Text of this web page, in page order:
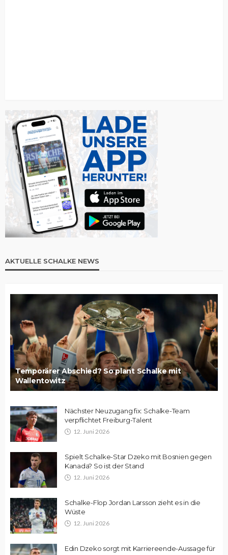
AKTUELLE SCHALKE NEWS
Temporärer Abschied? So plant Schalke mit
Wallentowitz
Nächster Neuzugang fix: Schalke-Team
verpflichtet Freiburg-Talent
12. Juni 2026
Spielt Schalke-Star Dzeko mit Bosnien gegen
Kanada? So ist der Stand
12. Juni 2026
Schalke-Flop Jordan Larsson zieht es in die
Wüste
12. Juni 2026
Edin Dzeko sorgt mit Karriereende-Aussage für